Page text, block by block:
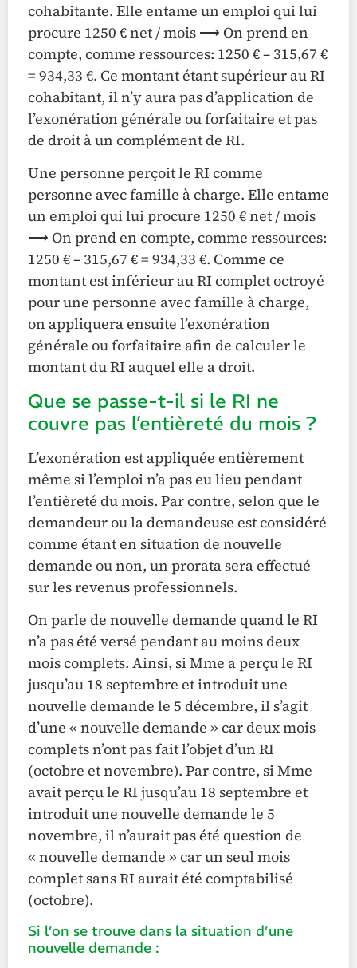
cohabitante. Elle entame un emploi qui lui
procure 1250 € net / mois ⟶ On prend en
compte, comme ressources: 1250 € – 315,67 €
= 934,33 €. Ce montant étant supérieur au RI
cohabitant, il n’y aura pas d’application de
l’exonération générale ou forfaitaire et pas
de droit à un complément de RI.
Une personne perçoit le RI comme
personne avec famille à charge. Elle entame
un emploi qui lui procure 1250 € net / mois
⟶ On prend en compte, comme ressources:
1250 € – 315,67 € = 934,33 €. Comme ce
montant est inférieur au RI complet octroyé
pour une personne avec famille à charge,
on appliquera ensuite l’exonération
générale ou forfaitaire afin de calculer le
montant du RI auquel elle a droit.
Que se passe-t-il si le RI ne
couvre pas l’entièreté du mois ?
L’exonération est appliquée entièrement
même si l’emploi n’a pas eu lieu pendant
l’entièreté du mois. Par contre, selon que le
demandeur ou la demandeuse est considéré
comme étant en situation de nouvelle
demande ou non, un prorata sera effectué
sur les revenus professionnels.
On parle de nouvelle demande quand le RI
n’a pas été versé pendant au moins deux
mois complets. Ainsi, si Mme a perçu le RI
jusqu’au 18 septembre et introduit une
nouvelle demande le 5 décembre, il s’agit
d’une « nouvelle demande » car deux mois
complets n’ont pas fait l’objet d’un RI
(octobre et novembre). Par contre, si Mme
avait perçu le RI jusqu’au 18 septembre et
introduit une nouvelle demande le 5
novembre, il n’aurait pas été question de
« nouvelle demande » car un seul mois
complet sans RI aurait été comptabilisé
(octobre).
Si l’on se trouve dans la situation d’une
nouvelle demande :